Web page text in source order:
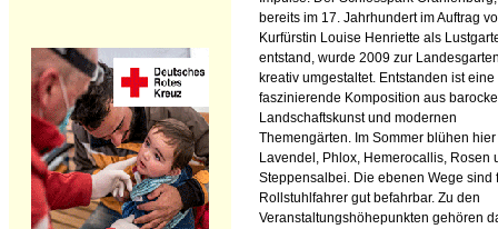
bereits im 17. Jahrhundert im Auftrag
Kurfürstin Louise Henriette als
entstand, wurde 2009 zur
kreativ umgestaltet. Entstanden ist eine
faszinierende Komposition aus
Landschaftskunst und modernen
Themengärten. Im Sommer blühen hier
Lavendel, Phlox, Hemerocallis, Rosen
Steppensalbei. Die ebenen Wege sind
Rollstuhlfahrer gut befahrbar. Zu den
Veranstaltungshöhepunkten gehören